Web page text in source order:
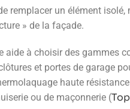
remplacer un élément
» de la façade.
à choisir des gammes
et portes de garage
haute
ou de maçonnerie (